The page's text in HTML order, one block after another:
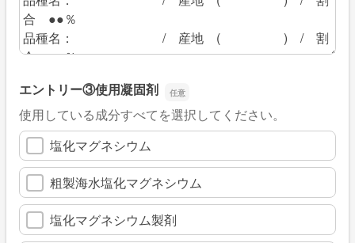
エントリー③使用凝固剤
使用している成分すべてを選択してください。
塩化マグネシウム
粗製海水塩化マグネシウム
塩化マグネシウム製剤